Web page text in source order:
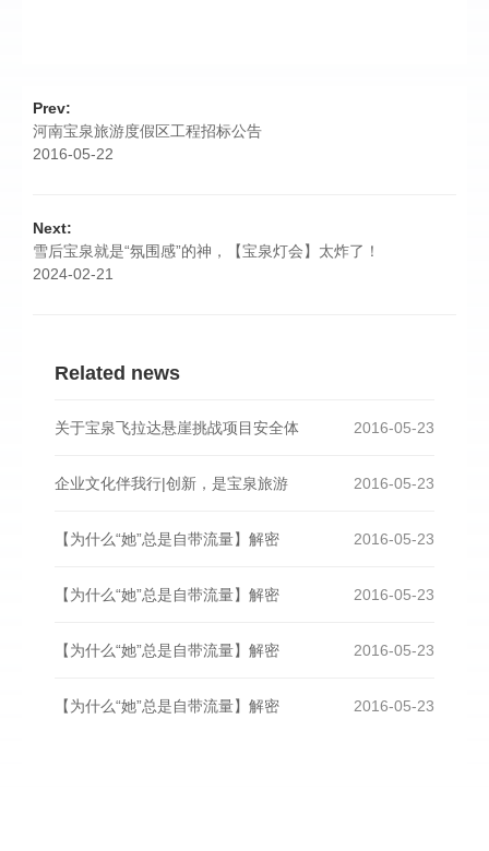
Prev:
河南宝泉旅游度假区工程招标公告
2016-05-22
Next:
雪后宝泉就是“氛围感”的神，【宝泉灯会】太炸了！
2024-02-21
Related news
2016-05-23
关于宝泉飞拉达悬崖挑战项目安全体
2016-05-23
企业文化伴我行|创新，是宝泉旅游
2016-05-23
【为什么“她”总是自带流量】解密
2016-05-23
【为什么“她”总是自带流量】解密
2016-05-23
【为什么“她”总是自带流量】解密
2016-05-23
【为什么“她”总是自带流量】解密